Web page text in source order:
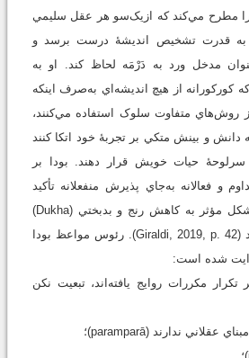
را مطرح مي‌کند که ازيک‌سو هر عقل سليمي
به قدرت تشخيص انديشۀ درست برسد و
مدخل ورد به دَرْمَه لحاظ کند. او به
کورکورانه از هيچ انديشه‌اي به‌صرف اينکه
از روش‌هاي متفاوت سلوک استفاده مي‌کنند،
دانش و بينش متکي بر تجربۀ خود اتکا کنند
حيات خويش قرار دهند. بودا بر
فعالانه به‌جاي پذيرش منفعلانه تأکيد
مي‌کند؛ شيوه‌اي که به‌ شکل مؤثر به کاهش رنج و بدبختي (Dukha)
انسان‌ها منجر خواهد شد (Giraldi, 2019, p. 42). رئوس مواعظ بودا
شده است:
تکرار مکررات روايج يافته‌اند، تبعيت نکن